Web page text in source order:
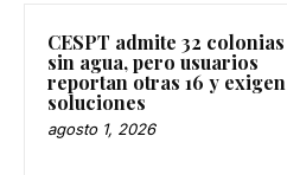
CESPT admite 32 colonias
sin agua, pero usuarios
reportan otras 16 y exigen
soluciones
agosto 1, 2026